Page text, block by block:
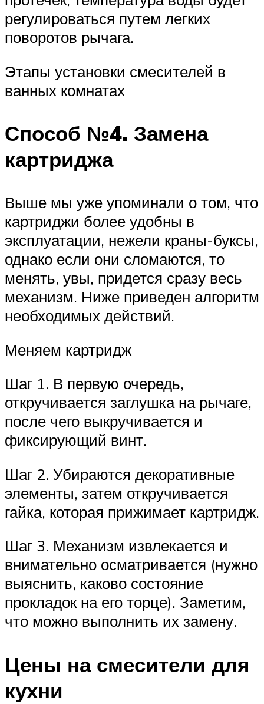
регулироваться путем легких
поворотов рычага.
Этапы установки смесителей в
ванных комнатах
Способ №4. Замена
картриджа
Выше мы уже упоминали о том, что
картриджи более удобны в
эксплуатации, нежели краны-буксы,
однако если они сломаются, то
менять, увы, придется сразу весь
механизм. Ниже приведен алгоритм
необходимых действий.
Меняем картридж
Шаг 1. В первую очередь,
откручивается заглушка на рычаге,
после чего выкручивается и
фиксирующий винт.
Шаг 2. Убираются декоративные
элементы, затем откручивается
гайка, которая прижимает картридж.
Шаг 3. Механизм извлекается и
внимательно осматривается (нужно
выяснить, каково состояние
прокладок на его торце). Заметим,
что можно выполнить их замену.
Цены на смесители для
кухни